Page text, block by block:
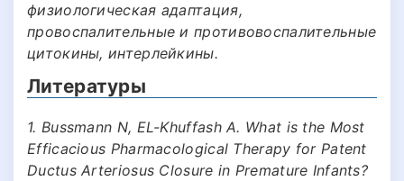
физиологическая адаптация,
провоспалительные и противовоспалительные
цитокины, интерлейкины.
Литературы
1. Bussmann N, EL-Khuffash A. What is the Most
Efficacious Pharmacological Therapy for Patent
Ductus Arteriosus Closure in Premature Infants?